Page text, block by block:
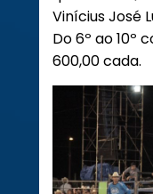
Vinícius José
Do 6º ao 10º
600,00 cada.